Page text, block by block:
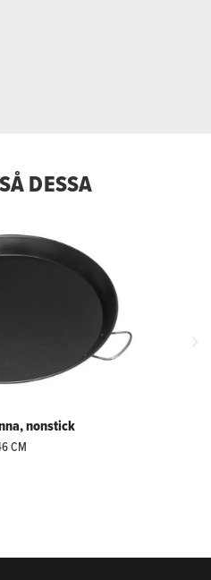
DESSA
nonstick
CM